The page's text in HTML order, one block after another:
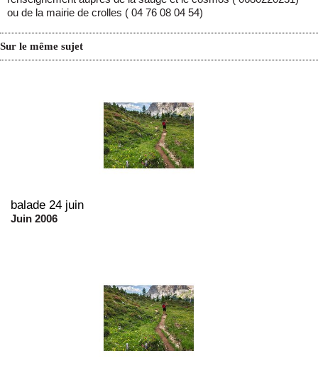
ou de la mairie de crolles ( 04 76 08 04 54)
Sur le même sujet
balade 24 juin
Juin 2006